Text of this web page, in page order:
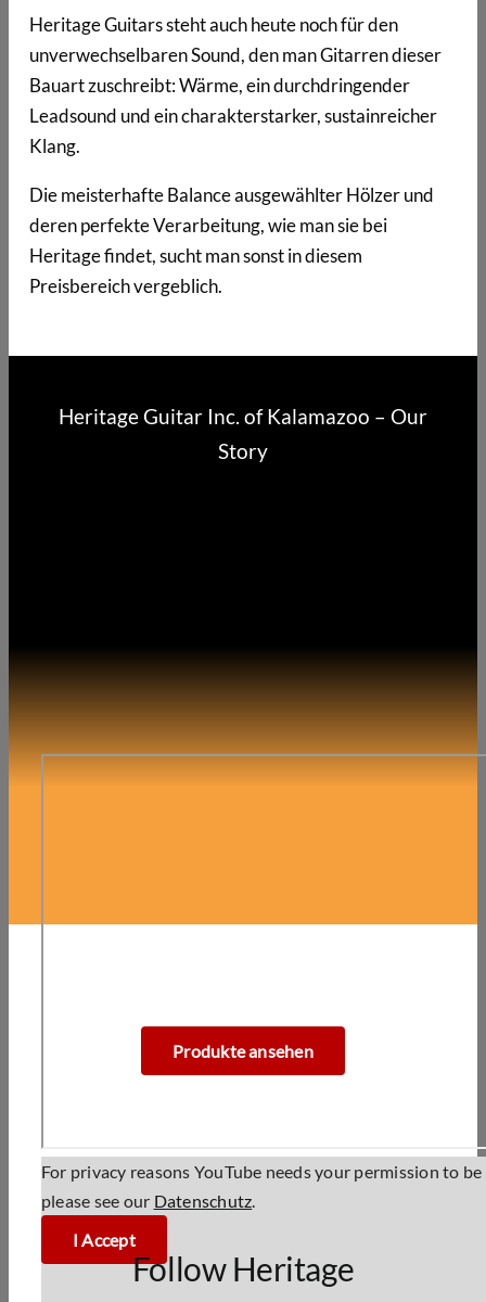
Heritage Guitars steht auch heute noch für den
unverwechselbaren Sound, den man Gitarren dieser
Bauart zuschreibt: Wärme, ein durchdringender
Leadsound und ein charakterstarker, sustainreicher
Klang.
Die meisterhafte Balance ausgewählter Hölzer und
deren perfekte Verarbeitung, wie man sie bei
Heritage findet, sucht man sonst in diesem
Preisbereich vergeblich.
Heritage Guitar Inc. of Kalamazoo – Our
Story
For privacy reasons YouTube needs your permission to
please see our Datenschutz.
I Accept
Produkte ansehen
Follow Heritage